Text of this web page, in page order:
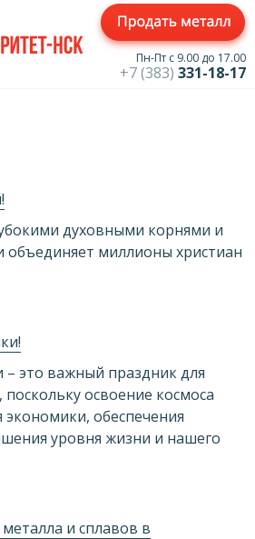
Пн-Пт с 9.00 до 17.00
+7 (383) 331-18-17
духовными корнями и
миллионы христиан
это важный праздник для
поскольку освоение космоса
обеспечения
уровня жизни и нашего
и сплавов в